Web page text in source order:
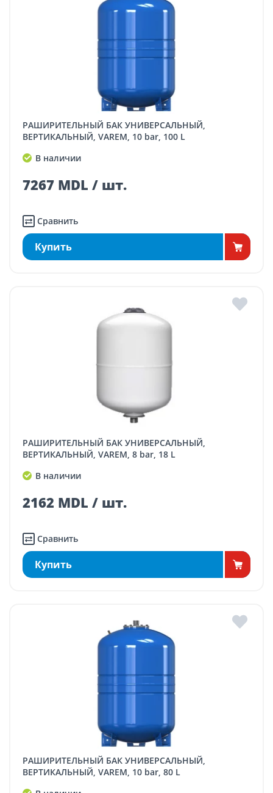
РАШИРИТЕЛЬНЫЙ БАК УНИВЕРСАЛЬНЫЙ,
ВЕРТИКАЛЬНЫЙ, VAREM, 10 bar, 100 L
В наличии
7267 MDL / шт.
Сравнить
Купить
РАШИРИТЕЛЬНЫЙ БАК УНИВЕРСАЛЬНЫЙ,
ВЕРТИКАЛЬНЫЙ, VAREM, 8 bar, 18 L
В наличии
2162 MDL / шт.
Сравнить
Купить
РАШИРИТЕЛЬНЫЙ БАК УНИВЕРСАЛЬНЫЙ,
ВЕРТИКАЛЬНЫЙ, VAREM, 10 bar, 80 L